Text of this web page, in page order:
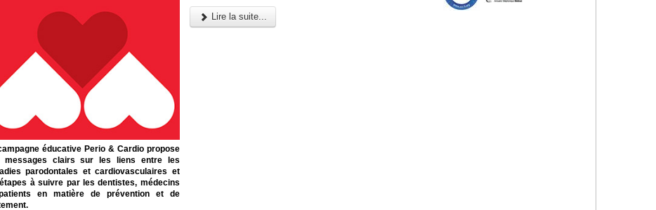
éducative Perio & Cardio propose
messages clairs sur les liens entre les
parodontales et cardiovasculaires et
à suivre par les dentistes, médecins
en matière de prévention et de
Lire la suite...